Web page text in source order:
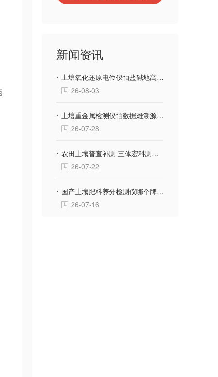
新闻资讯
土壤氧化还原电位仪怕盐碱地高腐蚀？三体宏科合金防腐探头 长期埋入盐碱土壤不生锈不漂移
26-08-03
土壤重金属检测仪怕数据难溯源？三体宏科自动绑定采样位置生成地块检测档案
26-07-28
农田土壤普查补测 三体宏科测土配方施肥仪 便携款适配野外流动采样
26-07-22
国产土壤肥料养分检测仪哪个牌子好？三体宏科等主流品牌深度横评
26-07-16